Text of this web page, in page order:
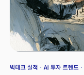
빅테크 실적 AI 투자 트렌드